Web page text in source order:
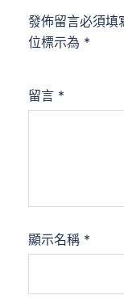
發佈留言必須填
位標示為 *
留言 *
顯示名稱 *